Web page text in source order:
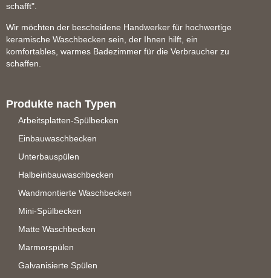
schafft".
Wir möchten der bescheidene Handwerker für hochwertige
keramische Waschbecken sein, der Ihnen hilft, ein
komfortables, warmes Badezimmer für die Verbraucher zu
schaffen.
Produkte nach Typen
Arbeitsplatten-Spülbecken
Einbauwaschbecken
Unterbauspülen
Halbeinbauwaschbecken
Wandmontierte Waschbecken
Mini-Spülbecken
Matte Waschbecken
Marmorspülen
Galvanisierte Spülen